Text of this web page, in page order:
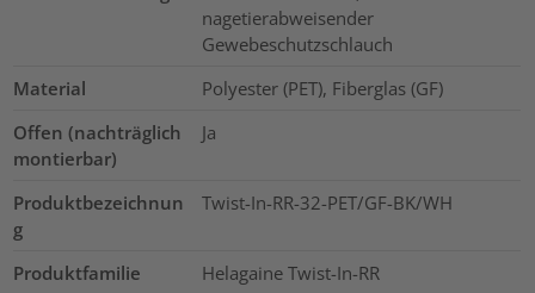
nagetierabweisender
Gewebeschutzschlauch
Material
Polyester (PET), Fiberglas (GF)
Offen (nachträglich
montierbar)
Ja
Produktbezeichnun
g
Twist-In-RR-32-PET/GF-BK/WH
Produktfamilie
Helagaine Twist-In-RR